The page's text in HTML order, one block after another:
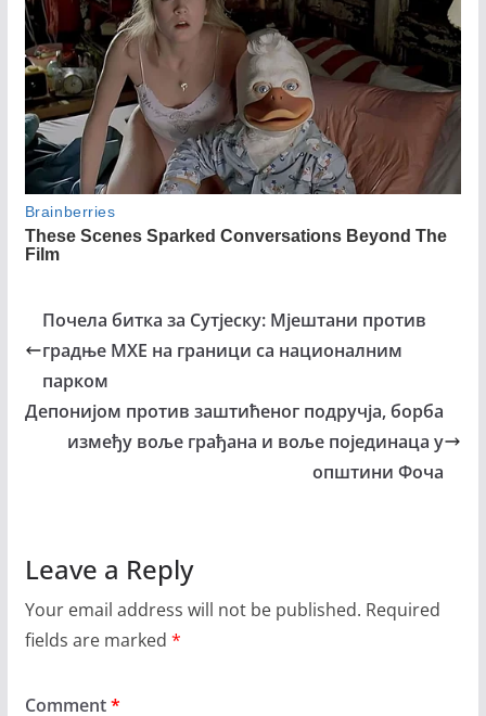
Почела битка за Сутјеску: Мјештани против
градње МХЕ на граници са националним
парком
Депонијом против заштићеног подручја, борба
између воље грађана и воље појединаца у
општини Фоча
Leave a Reply
Your email address will not be published. Required
fields are marked *
Comment*